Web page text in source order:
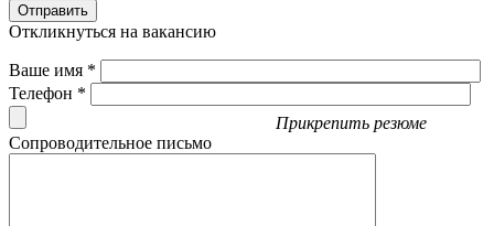
Отправить
Откликнуться на вакансию
Ваше имя *
Телефон *
Прикрепить резюме
Сопроводительное письмо